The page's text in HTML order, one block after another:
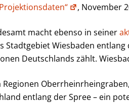
, November
macht ebenso in seiner
Stadtgebiet Wiesbaden
Deutschlands zählt.
Regionen
entlang der Spree – ein